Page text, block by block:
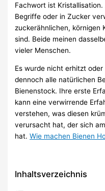
Fachwort ist
Begriffe oder in Zucker
zuckerähnlichen, körnigen
sind. Beide meinen
vieler Menschen.
Es wurde nicht erhitzt
dennoch alle natürlichen
Bienenstock. Ihre erste
kann eine verwirrende
verstehen, was diesen
verursacht hat, der sich
hat.Wie machen Bienen
Inhaltsverzeichnis